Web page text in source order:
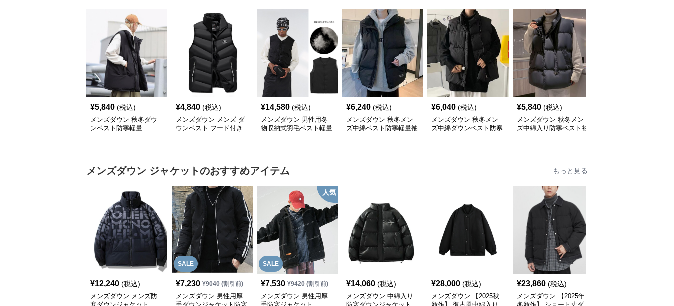
¥5,840 (税込)
メンズダウン 秋冬ダウ
ンベスト防寒軽量
¥4,840 (税込)
メンズダウン メンズ ダ
ウンベスト フード付き
¥14,580 (税込)
メンズダウン 男性用冬
物収納式羽毛ベスト軽量
¥6,240 (税込)
メンズダウン 秋冬メン
ズ中綿ベスト防寒軽量袖
¥6,040 (税込)
メンズダウン 秋冬メン
ズ中綿ダウンベスト防寒
¥5,840 (税込)
メンズダウン 秋冬メン
ズ中綿入り防寒ベスト袖
メンズダウン ジャケットのおすすめアイテム もっと見る
¥12,240 (税込)
メンズダウン メンズ防
SALE
¥7,230 ¥9040(割引前)
メンズダウン 男性用厚
SALE
人気
¥7,530 ¥9420(割引前)
メンズダウン 男性用厚
¥14,060 (税込)
メンズダウン 中綿入り
¥28,000 (税込)
メンズダウン 【2025秋
¥23,860 (税込)
メンズダウン 【2025年